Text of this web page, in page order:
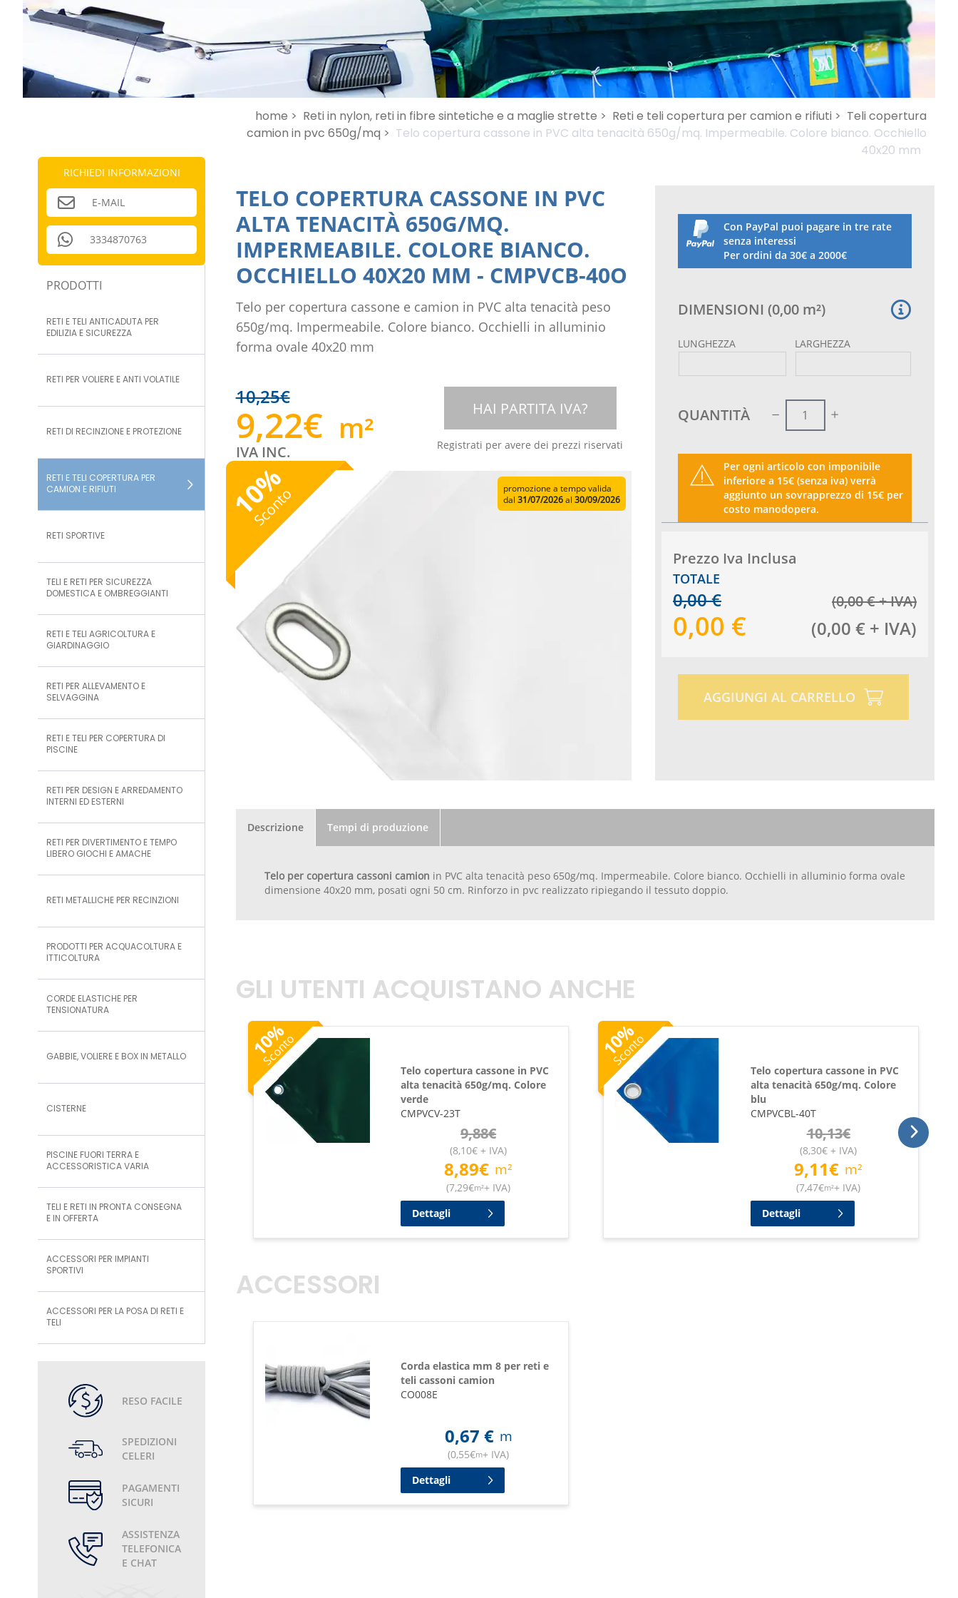
RICHIEDI INFORMAZIONI
E-MAIL
3334870763
PRODOTTI
RETI E TELI ANTICADUTA PER
EDILIZIA E SICUREZZA
RETI PER VOLIERE E ANTI VOLATILE
RETI DI RECINZIONE E PROTEZIONE
RETI E TELI COPERTURA PER
CAMION E RIFIUTI
RETI SPORTIVE
TELI E RETI PER SICUREZZA
DOMESTICA E OMBREGGIANTI
RETI E TELI AGRICOLTURA E
GIARDINAGGIO
RETI PER ALLEVAMENTO E
SELVAGGINA
RETI E TELI PER COPERTURA DI
PISCINE
RETI PER DESIGN E ARREDAMENTO
INTERNI ED ESTERNI
RETI PER DIVERTIMENTO E TEMPO
LIBERO GIOCHI E AMACHE
RETI METALLICHE PER RECINZIONI
PRODOTTI PER ACQUACOLTURA E
ITTICOLTURA
CORDE ELASTICHE PER
TENSIONATURA
GABBIE, VOLIERE E BOX IN METALLO
CISTERNE
PISCINE FUORI TERRA E
ACCESSORISTICA VARIA
TELI E RETI IN PRONTA CONSEGNA
E IN OFFERTA
ACCESSORI PER IMPIANTI
SPORTIVI
ACCESSORI PER LA POSA DI RETI E
TELI
RESO FACILE
SPEDIZIONI
CELERI
PAGAMENTI
SICURI
ASSISTENZA
TELEFONICA
E CHAT
home > Reti in nylon, reti in fibre sintetiche e a maglie strette > Reti e teli copertura per camion e rifiuti > Teli copertura
camion in pvc 650g/mq > Telo copertura cassone in PVC alta tenacità 650g/mq. Impermeabile. Colore bianco. Occhiello
40x20 mm
TELO COPERTURA CASSONE IN PVC
ALTA TENACITÀ 650G/MQ.
IMPERMEABILE. COLORE BIANCO.
OCCHIELLO 40X20 MM - CMPVCB-40O
Telo per copertura cassone e camion in PVC alta tenacità peso
650g/mq. Impermeabile. Colore bianco. Occhielli in alluminio
forma ovale 40x20 mm
10,25€
9,22€ m²
IVA INC.
HAI PARTITA IVA?
Registrati per avere dei prezzi riservati
10
%
Sconto
promozione a tempo valida
dal 31/07/2026 al 30/09/2026
Con PayPal puoi pagare in tre rate
senza interessi
Per ordini da 30€ a 2000€
DIMENSIONI (0,00 m²)
LUNGHEZZA LARGHEZZA
QUANTITÀ
Per ogni articolo con imponibile
inferiore a 15€ (senza iva) verrà
aggiunto un sovrapprezzo di 15€ per
costo manodopera.
Prezzo Iva Inclusa
TOTALE
0,00€ (0,00€+ IVA)
0,00 € (0,00 € + IVA)
AGGIUNGI AL CARRELLO
Descrizione Tempi di produzione
Telo per copertura cassoni camion in PVC alta tenacità peso 650g/mq. Impermeabile. Colore bianco. Occhielli in alluminio forma ovale
dimensione 40x20 mm, posati ogni 50 cm. Rinforzo in pvc realizzato ripiegando il tessuto doppio.
GLI UTENTI ACQUISTANO ANCHE
10
%
Sconto
Telo copertura cassone in PVC
alta tenacità 650g/mq. Colore
verde
CMPVCV-23T
9,88€
(8,10€ + IVA)
8,89€ m²
(7,29€m²+ IVA)
Dettagli
10
%
Sconto
Telo copertura cassone in PVC
alta tenacità 650g/mq. Colore
blu
CMPVCBL-40T
10,13€
(8,30€ + IVA)
9,11€ m²
(7,47€m²+ IVA)
Dettagli
ACCESSORI
Corda elastica mm 8 per reti e
teli cassoni camion
CO008E
0,67 € m
(0,55€m+ IVA)
Dettagli